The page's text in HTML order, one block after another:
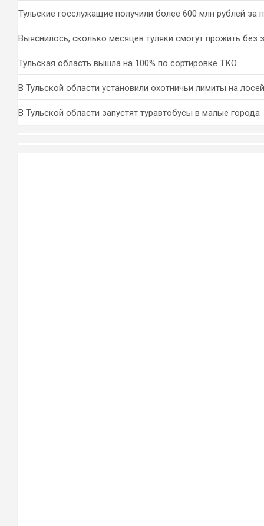
Тульские госслужащие получили более 600 млн рублей за
Выяснилось, сколько месяцев туляки смогут прожить без
Тульская область вышла на 100% по сортировке ТКО
В Тульской области установили охотничьи лимиты на
В Тульской области запустят туравтобусы в малые города